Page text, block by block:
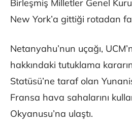
Birleşmiş Milletler Genel
New York’a gittiği rotadan
Netanyahu’nun uçağı,
hakkındaki tutuklama
Statüsü’ne taraf olan
Fransa hava sahalarını
Okyanusu’na ulaştı.